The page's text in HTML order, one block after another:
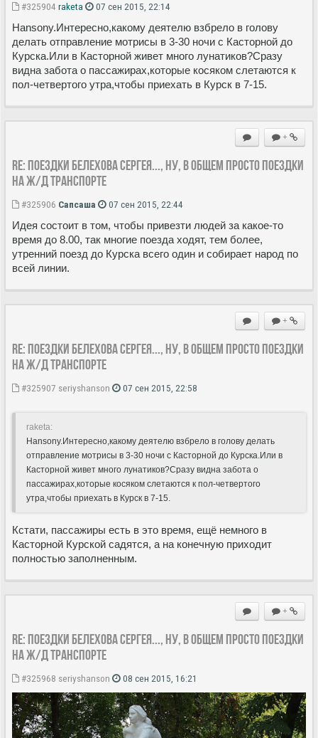
#325904 raketa 07 сен 2015, 22:14
Hansony.Интересно,какому деятелю взбрело в голову
делать отправление мотрисы в 3-30 ночи с Касторной до
Курска.Или в Касторной живет много лунатиков?Сразу
видна забота о пассажирах,которые косяком слетаются к
пол-четвертого утра,чтобы приехать в Курск в 7-15.
+
Re: Поездки Белехова Сергея..., ну, в общем просто поездки
на ж/д транспорте
#325906 Сапсаша 07 сен 2015, 22:44
Идея состоит в том, чтобы привезти людей за какое-то
время до 8.00, так многие поезда ходят, тем более,
утренний поезд до Курска всего один и собирает народ по
всей линии.
+
Re: Поездки Белехова Сергея..., ну, в общем просто поездки
на ж/д транспорте
#325907 seriyshanson 07 сен 2015, 22:58
raketa:
Hansony.Интересно,какому деятелю взбрело в голову делать
отправление мотрисы в 3-30 ночи с Касторной до Курска.Или в
Касторной живет много лунатиков?Сразу видна забота о
пассажирах,которые косяком слетаются к пол-четвертого
утра,чтобы приехать в Курск в 7-15.
Кстати, пассажиры есть в это время, ещё немного в
Касторной Курской садятся, а на конечную приходит
полностью заполненным.
+
Re: Поездки Белехова Сергея..., ну, в общем просто поездки
на ж/д транспорте
#325968 seriyshanson 08 сен 2015, 16:21